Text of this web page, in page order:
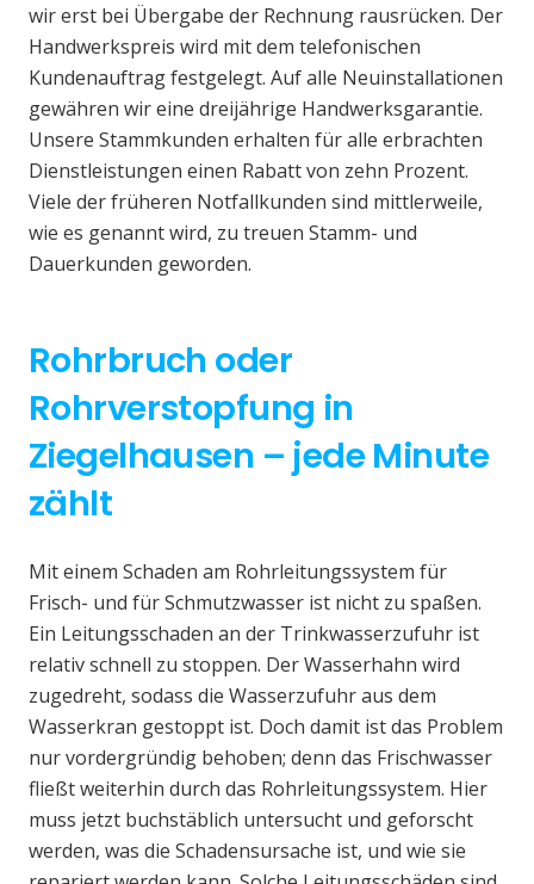
wir erst bei Übergabe der Rechnung rausrücken. Der
Handwerkspreis wird mit dem telefonischen
Kundenauftrag festgelegt. Auf alle Neuinstallationen
gewähren wir eine dreijährige Handwerksgarantie.
Unsere Stammkunden erhalten für alle erbrachten
Dienstleistungen einen Rabatt von zehn Prozent.
Viele der früheren Notfallkunden sind mittlerweile,
wie es genannt wird, zu treuen Stamm- und
Dauerkunden geworden.
Rohrbruch oder
Rohrverstopfung in
Ziegelhausen – jede Minute
zählt
Mit einem Schaden am Rohrleitungssystem für
Frisch- und für Schmutzwasser ist nicht zu spaßen.
Ein Leitungsschaden an der Trinkwasserzufuhr ist
relativ schnell zu stoppen. Der Wasserhahn wird
zugedreht, sodass die Wasserzufuhr aus dem
Wasserkran gestoppt ist. Doch damit ist das Problem
nur vordergründig behoben; denn das Frischwasser
fließt weiterhin durch das Rohrleitungssystem. Hier
muss jetzt buchstäblich untersucht und geforscht
werden, was die Schadensursache ist, und wie sie